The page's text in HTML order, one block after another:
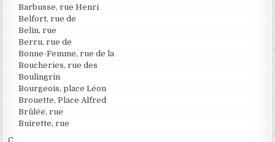
Barbusse, rue Henri
Belfort, rue de
Belin, rue
Berru, rue de
Bonne-Femme, rue de la
Boucheries, rue des
Boulingrin
Bourgeois, place Léon
Brouette, Place Alfred
Brûlée, rue
Buirette, rue
C